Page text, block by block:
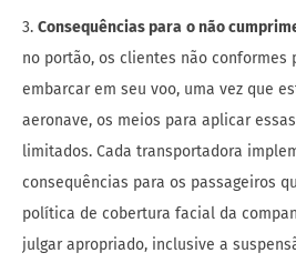
3. Consequências para o não
no portão, os clientes não conformes
embarcar em seu voo, uma vez que
aeronave, os meios para aplicar
limitados. Cada transportadora
consequências para os passageiros
política de cobertura facial da
julgar apropriado, inclusive a